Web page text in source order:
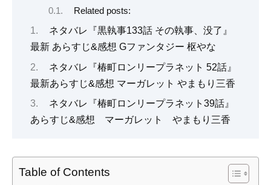
Related posts:
ネタバレ『黒執事133話 その執事、没了』
最新 あらすじ&感想 Gファンタジー 枢やな
ネタバレ『椿町ロンリープラネット 52話』
最新あらすじ&感想 マーガレット やまもり三香
ネタバレ『椿町ロンリープラネット39話』
あらすじ&感想 マーガレット やまもり三香
Table of Contents